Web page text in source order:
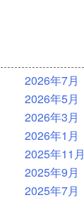
2026年7月
2026年5月
2026年3月
2026年1月
2025年11月
2025年9月
2025年7月